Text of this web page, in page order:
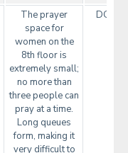
The prayer
space for
women on the
8th floor is
extremely small;
no more than
three people can
pray at a time.
Long queues
form, making it
very difficult to
DGHS